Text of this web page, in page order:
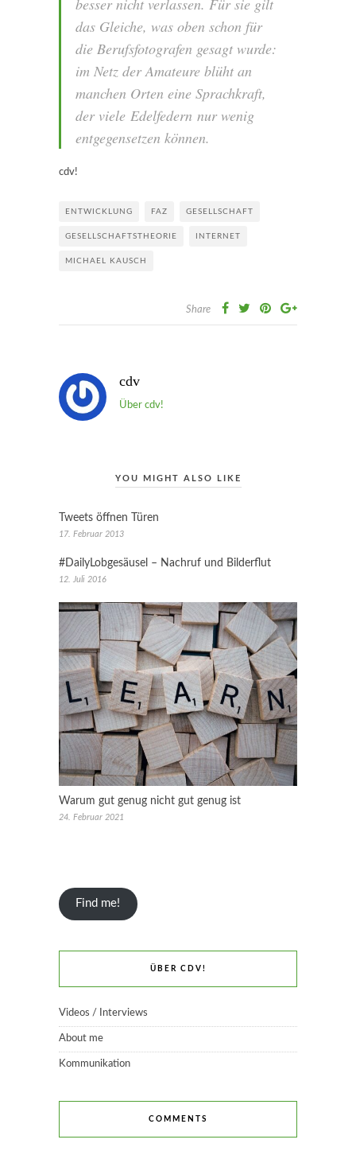
besser nicht verlassen. Für sie gilt
das Gleiche, was oben schon für
die Berufsfotografen gesagt wurde:
im Netz der Amateure blüht an
manchen Orten eine Sprachkraft,
der viele Edelfedern nur wenig
entgegensetzen können.
cdv!
ENTWICKLUNG FAZ GESELLSCHAFT
GESELLSCHAFTSTHEORIE INTERNET
MICHAEL KAUSCH
Share
cdv
Über cdv!
YOU MIGHT ALSO LIKE
Tweets öffnen Türen
17. Februar 2013
#DailyLobgesäusel – Nachruf und Bilderflut
12. Juli 2016
Warum gut genug nicht gut genug ist
24. Februar 2021
Find me!
ÜBER CDV!
Videos / Interviews
About me
Kommunikation
COMMENTS